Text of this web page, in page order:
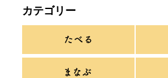
カテゴリー